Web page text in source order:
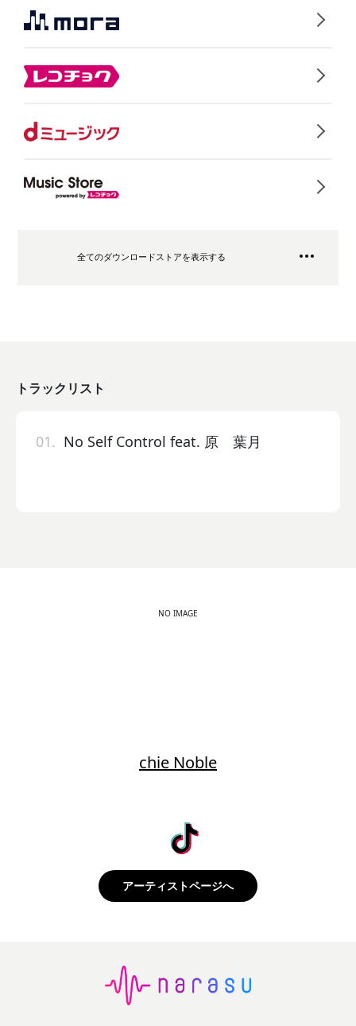
全てのダウンロードストアを表示する
トラックリスト
01. No Self Control feat. 原 葉月
NO IMAGE
chie Noble
アーティストページへ